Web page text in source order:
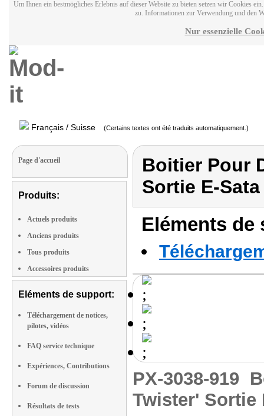
Um Ihnen ein bestmögliches Erlebnis auf dieser Website zu bieten setzen wir Cookies
zu. Informationen zur Verwendung und den
Nur essenzielle
Français / Suisse (Certains textes ont été traduits automatiquement.)
Page d'accueil
Produits:
Actuels produits
Anciens produits
Tous produits
Accessoires produits
Eléments de support:
Téléchargement de notices,
pilotes, vidéos
FAQ service technique
Expériences, Contributions
Forum de discussion
Résultats de tests
Boitier Pour
Sortie E-Sata
Eléments
PX-3038-919
Twister' Sortie